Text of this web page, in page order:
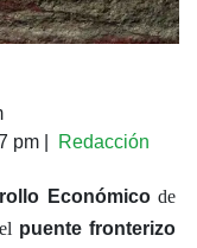
pm| Redacción
Económicode
puente fronterizo